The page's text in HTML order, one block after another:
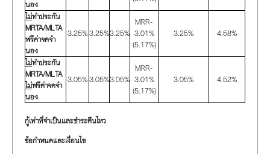
นอง
ไม่ทำประกัน
MRTA/MLTA
ฟรีค่าจดจำ
นอง
3.25%3.25%3.25%
MRR-
3.01%
(5.17%)
3.25% 4.58%
ไม่ทำประกัน
MRTA/MLTA
ไม่ฟรีค่าจดจำ
นอง
3.05%3.05%3.05%
MRR-
3.01%
(5.17%)
3.05% 4.52%
กู้เท่าที่จำเป็นและชำระคืนไหว
ข้อกำหนดและเงื่อนไข